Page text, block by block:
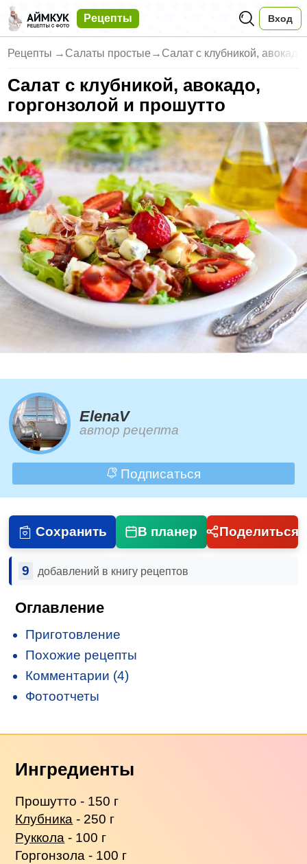
Рецепты Вход
Рецепты → Салаты простые → Салат с клубникой,
Салат с клубникой, авокадо,
горгонзолой и прошутто
ElenaV
автор рецепта
Подписаться
Сохранить В планер Поделиться
9 добавлений в книгу рецептов
Оглавление
Приготовление
Похожие рецепты
Комментарии (4)
Фотоотчеты
Ингредиенты
Прошутто - 150 г
Клубника - 250 г
Руккола - 100 г
Горгонзола - 100 г